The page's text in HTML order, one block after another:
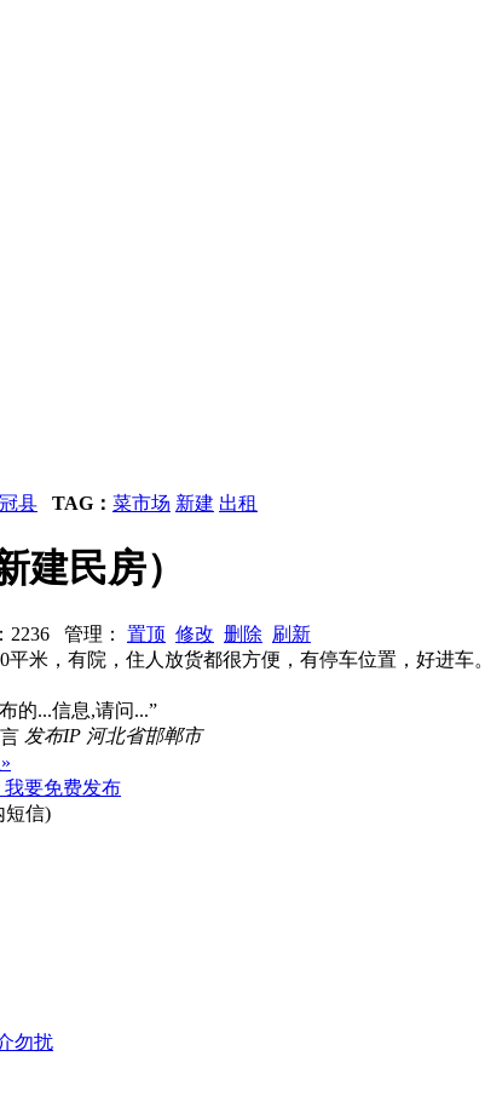
冠县 TAG： 菜市场 新建 出租
建民房）
2236 管理： 置顶 修改 删除 刷新
米，有院，住人放货都很方便，有停车位置，好进车。
的...信息,请问...”
发布IP 河北省邯郸市
我要免费发布
短信)
勿扰